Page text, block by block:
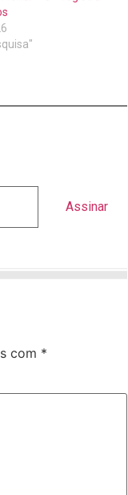
Assinar
com *